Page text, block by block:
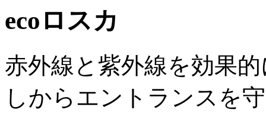
ecoロスカ
赤外線と紫外線を効果
しからエントランスを